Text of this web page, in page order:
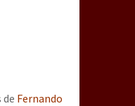
de Fernando